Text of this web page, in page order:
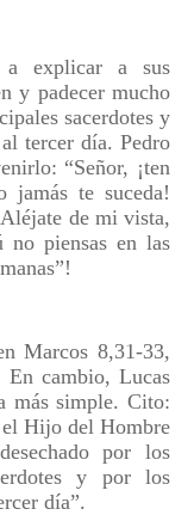
a explicar a sus
y padecer mucho
sacerdotes y
tercer día. Pedro
“Señor, ¡ten
jamás te suceda!
de mi vista,
no piensas en las
Marcos 8,31-33,
En cambio, Lucas
más simple. Cito:
el Hijo del Hombre
por los
y por los
día”.